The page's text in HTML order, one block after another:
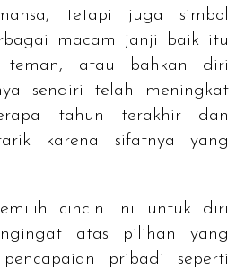
tetapi juga simbol
macam janji baik itu
teman, atau bahkan diri
sendiri telah meningkat
tahun terakhir dan
karena sifatnya yang
cincin ini untuk diri
atas pilihan yang
pribadi seperti